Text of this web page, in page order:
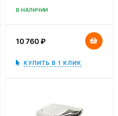
В НАЛИЧИИ
10 760₽
КУПИТЬ В 1 КЛИК